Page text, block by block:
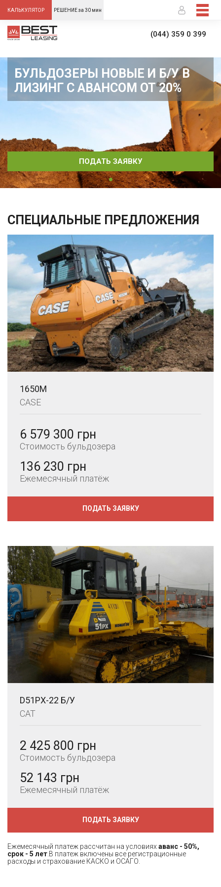
КАЛЬКУЛЯТОР РЕШЕНИЕ за 30 мин
(044) 359 0 399
БУЛЬДОЗЕРЫ НОВЫЕ И Б/У В
ЛИЗИНГ С АВАНСОМ ОТ 20%
ПОДАТЬ ЗАЯВКУ
СПЕЦИАЛЬНЫЕ ПРЕДЛОЖЕНИЯ
1650M
CASE
6 579 300 грн
Стоимость бульдозера
136 230 грн
Ежемесячный платёж
ПОДАТЬ ЗАЯВКУ
D51PX-22 Б/У
CAT
2 425 800 грн
Стоимость бульдозера
52 143 грн
Ежемесячный платёж
ПОДАТЬ ЗАЯВКУ
Ежемесячный платеж рассчитан на условиях аванс - 50%,
срок - 5 лет .В платеж включены все регистрационные
расходы и страхование КАСКО и ОСАГО.